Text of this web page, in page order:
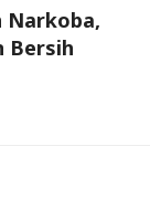
Narkoba,
Bersih